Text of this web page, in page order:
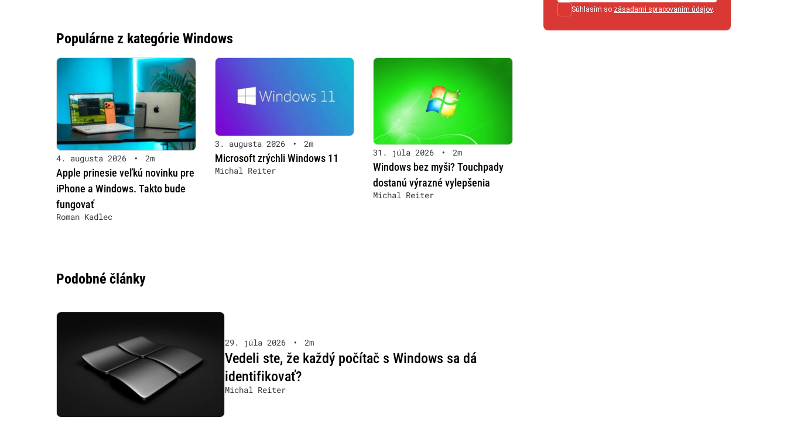
Populárne z kategórie Windows
4. augusta 2026 • 2m
Apple prinesie veľkú novinku pre
iPhone a Windows. Takto bude
fungovať
Roman Kadlec
3. augusta 2026 • 2m
Microsoft zrýchli Windows 11
Michal Reiter
31. júla 2026 • 2m
Windows bez myši? Touchpady
dostanú výrazné vylepšenia
Michal Reiter
Podobné články
29. júla 2026 • 2m
Vedeli ste, že každý počítač s Windows sa dá
identifikovať?
Michal Reiter
Súhlasím so zásadami spracovaním údajov.